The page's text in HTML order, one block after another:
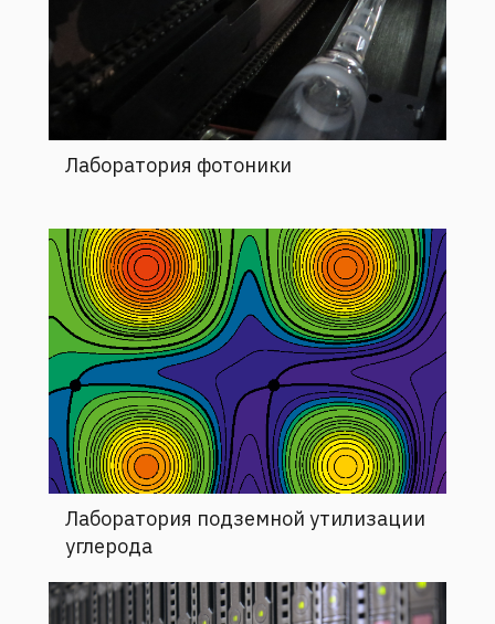
Лаборатория фотоники
Лаборатория подземной утилизации
углерода